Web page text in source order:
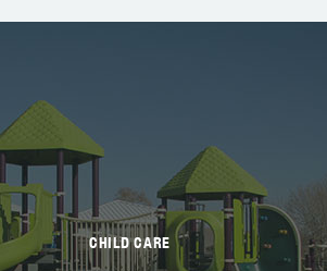
CHILD CARE